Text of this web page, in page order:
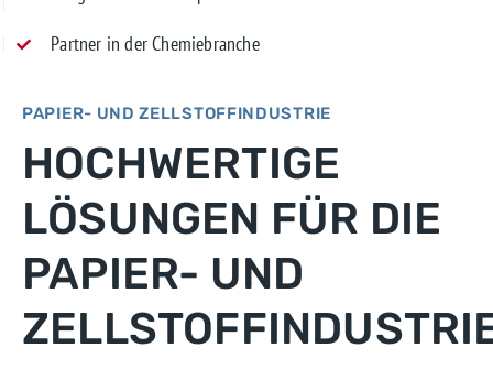
Partner in der Chemiebranche
MEHR ERFAHREN
KONTAKTIEREN SIE UNS
PAPIER- UND ZELLSTOFFINDUSTRIE
HOCHWERTIGE
LÖSUNGEN FÜR DIE
PAPIER- UND